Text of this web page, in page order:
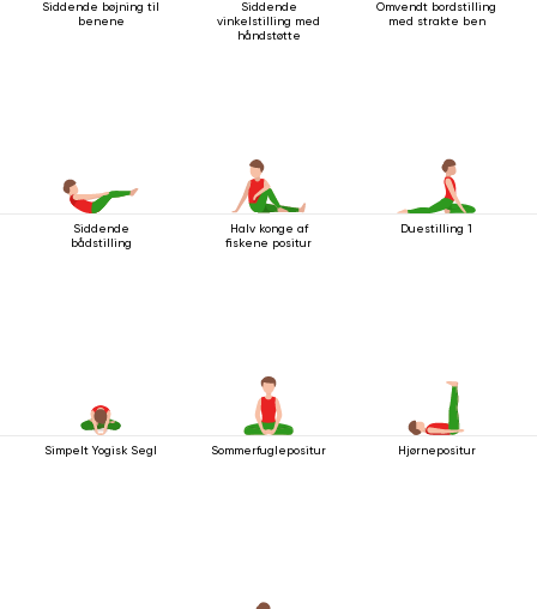
Siddende bøjning til
benene
Siddende
vinkelstilling med
håndstøtte
Omvendt bordstilling
med strakte ben
Siddende
bådstilling
Halv konge af
fiskene positur
Duestilling 1
Simpelt Yogisk Segl Sommerfuglepositur Hjørnepositur